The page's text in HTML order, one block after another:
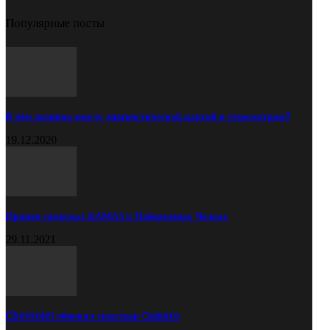
Популярные посты
В чём разница между диагностической картой и техосмотром?
19.12.2020
Прицеп самосвал КАМАЗ в Набережных Челнах
29.11.2021
Chevrolet обновил спорткар Camaro